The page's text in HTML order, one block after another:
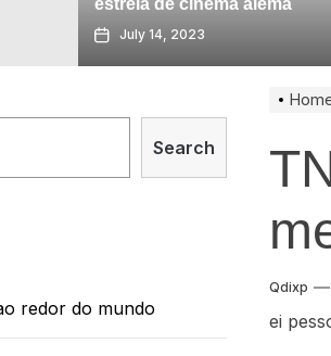
alemã
primeira vez, sim.
July 9, 2023
Qdixp
ei
Search
redor do mundo